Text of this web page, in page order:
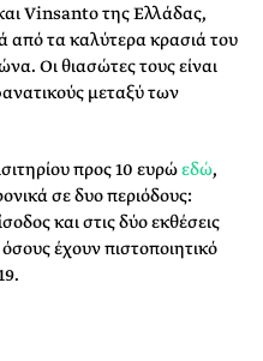
Vinsanto της Ελλάδας,
από τα καλύτερα κρασιά του
Οι θιασώτες τους είναι
μεταξύ των
προς 10 ευρώεδώ,
σε δυο περιόδους:
και στις δύο εκθέσεις
έχουν πιστοποιητικό